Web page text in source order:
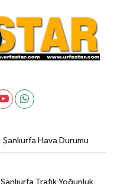
Şanlıurfa Hava Durumu
Şanlıurfa Trafik Yoğunluk